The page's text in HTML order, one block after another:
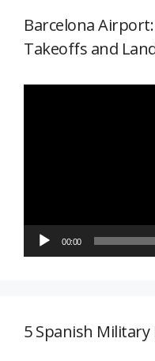
Barcelona
Takeoffs and
00:00
5 Spanish